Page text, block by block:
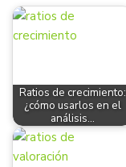
Ratios de crecimiento:
¿cómo usarlos en el
análisis…